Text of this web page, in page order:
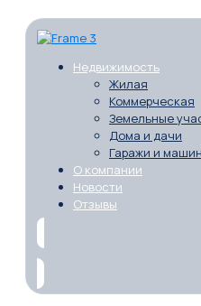
Недвижимость
Жилая
Коммерческая
Земельные
Дома и дачи
Гаражи и
О компании
Новости
Отзывы